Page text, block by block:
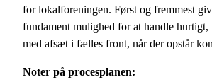
for lokalforeningen. Først og fremmest
fundament mulighed for at handle
med afsæt i fælles front, når der opstår
Noter på procesplanen: